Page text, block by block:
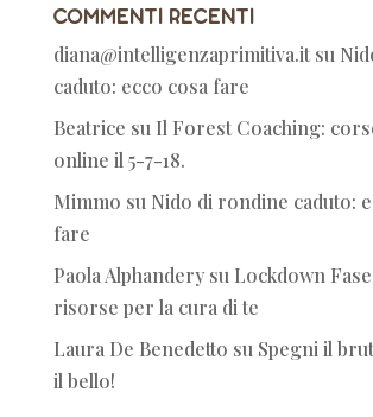
Commenti recenti
diana@intelligenzaprimitiva.itsu
caduto: ecco cosa fare
Beatrice su Il Forest Coaching:
online il 5-7-18.
Mimmo su Nido di rondine caduto:
fare
Paola Alphanderysu Lockdown
risorse per la cura di te
Laura De Benedetto su Spegni il
il bello!